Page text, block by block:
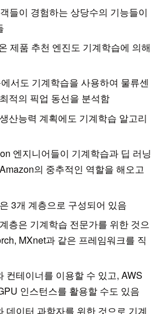
들이 경험하는 상당수의 기능들이
제품 추천 엔진도 기계학습에 의해
서도 기계학습을 사용하여 물류센
적의 픽업 동선을 분석함
산능력 계획에도 기계학습 알고리
엔지니어들이 기계학습과 딥 러닝
의 중추적인 역할을 해오고
3개 계층으로 구성되어 있음
층은 기계학습 전문가를 위한 것으
MXnet과 같은 프레임워크를 직
컨테이너를 이용할 수 있고, AWS
인스턴스를 활용할 수도 있음
데이터 과학자를 위한 것으로 기계